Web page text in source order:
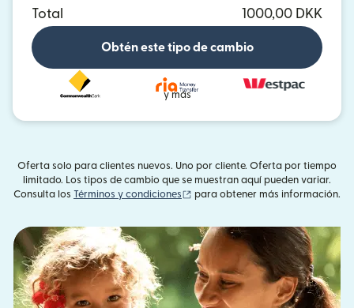
Total
1000,00 DKK
Obtén este tipo de cambio
y más
Oferta solo para clientes nuevos. Uno por cliente. Oferta por tiempo
limitado. Los tipos de cambio que se muestran aquí pueden variar.
Consulta los Términos y condiciones (se abre en una ventana nueva)
para obtener más información.